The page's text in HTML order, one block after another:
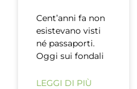
Cent’anni fa non
esistevano visti
né passaporti.
Oggi sui fondali
LEGGI DI PIÙ